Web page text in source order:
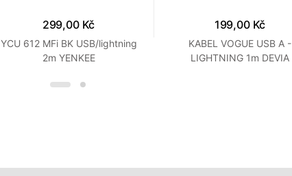
299,00 Kč
YCU 612 MFi BK USB/lightning
2m YENKEE
199,00 Kč
KABEL VOGUE USB A -
LIGHTNING 1m DEVIA